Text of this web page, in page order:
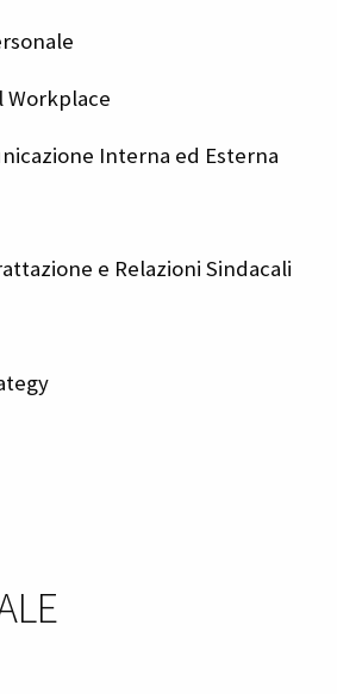
Workplace
Interna ed Esterna
e Relazioni Sindacali